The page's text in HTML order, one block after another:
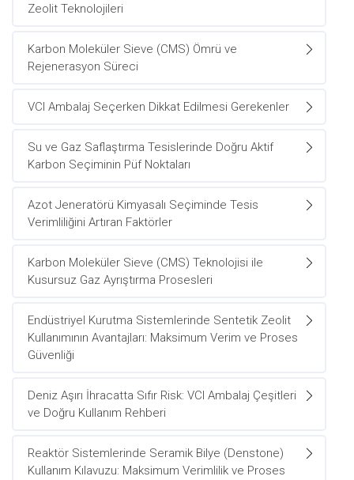
Zeolit Teknolojileri
Karbon Moleküler Sieve (CMS) Ömrü ve
Rejenerasyon Süreci
VCI Ambalaj Seçerken Dikkat Edilmesi Gerekenler
Su ve Gaz Saflaştırma Tesislerinde Doğru Aktif
Karbon Seçiminin Püf Noktaları
Azot Jeneratörü Kimyasalı Seçiminde Tesis
Verimliliğini Artıran Faktörler
Karbon Moleküler Sieve (CMS) Teknolojisi ile
Kusursuz Gaz Ayrıştırma Prosesleri
Endüstriyel Kurutma Sistemlerinde Sentetik Zeolit
Kullanımının Avantajları: Maksimum Verim ve Proses
Güvenliği
Deniz Aşırı İhracatta Sıfır Risk: VCI Ambalaj Çeşitleri
ve Doğru Kullanım Rehberi
Reaktör Sistemlerinde Seramik Bilye (Denstone)
Kullanım Kılavuzu: Maksimum Verimlilik ve Proses